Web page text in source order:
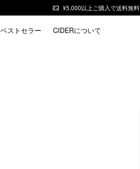
¥5,000以上ご購入で送料無料
ベストセラー CIDERについて